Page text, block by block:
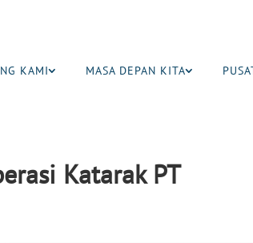
KAMI MASA DEPAN KITA
Katarak PT